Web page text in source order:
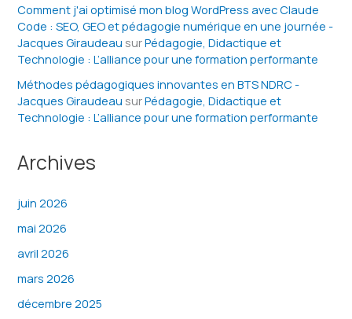
Comment j'ai optimisé mon blog WordPress avec Claude
Code : SEO, GEO et pédagogie numérique en une journée -
Jacques Giraudeau surPédagogie, Didactique et
Technologie : L’alliance pour une formation performante
Méthodes pédagogiques innovantes en BTS NDRC -
Jacques Giraudeau surPédagogie, Didactique et
Technologie : L’alliance pour une formation performante
Archives
juin 2026
mai 2026
avril 2026
mars 2026
décembre 2025